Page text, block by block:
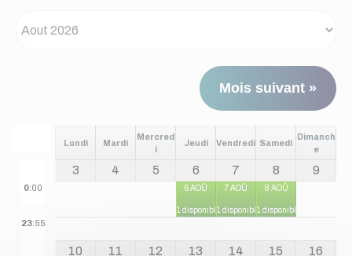
Mois suivant »
Lundi Mardi
Mercred
i
Jeudi Vendredi Samedi
Dimanch
e
3 4 5 6 7 8 9
0:00 6 AOÛ
1 disponible
7 AOÛ
1 disponible
8 AOÛ
1 disponible
23:55
10 11 12 13 14 15 16